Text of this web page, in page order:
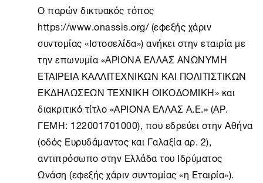
O παρών δικτυακός τόπος
https://www.onassis.org/ (εφεξής χάριν
συντομίας «Ιστοσελίδα») ανήκει στην εταιρία με
την επωνυμία «ΑΡΙΟΝΑ ΕΛΛΑΣ ΑΝΩΝΥΜΗ
ΕΤΑΙΡΕΙΑ ΚΑΛΛΙΤΕΧΝΙΚΩΝ ΚΑΙ ΠΟΛΙΤΙΣΤΙΚΩΝ
ΕΚΔΗΛΩΣΕΩΝ ΤΕΧΝΙΚΗ ΟΙΚΟΔΟΜΙΚΗ» και
διακριτικό τίτλο «ΑΡΙΟΝΑ ΕΛΛΑΣ Α.Ε.» (ΑΡ.
ΓΕΜΗ: 122001701000), που εδρεύει στηνΑθήνα
(οδός Ευρυδάμαντος και Γαλαξία αρ. 2),
αντιπρόσωπο στην Ελλάδα του Ιδρύματος
Ωνάση (εφεξής χάριν συντομίας «η Εταιρία»).